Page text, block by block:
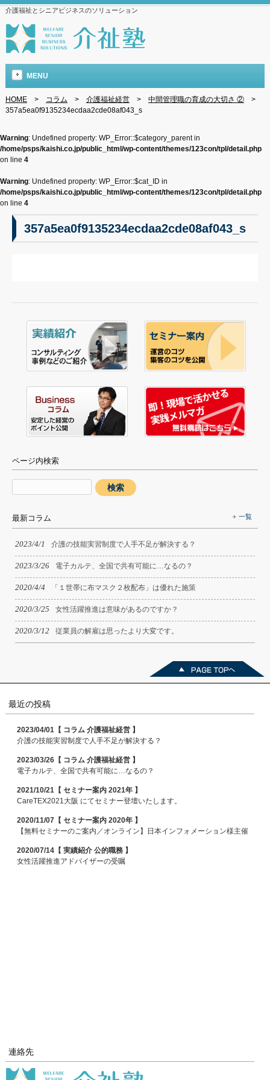
介護福祉とシニアビジネスのソリューション
MENU
HOME> コラム > 介護福祉経営> 中間管理職の育成の大切さ ②>
357a5ea0f9135234ecdaa2cde08af043_s
Warning: Undefined property: WP_Error::$category_parent in
/home/psps/kaishi.co.jp/public_html/wp-content/themes/123con/tpl/detail.php
on line 4
Warning: Undefined property: WP_Error::$cat_ID in
/home/psps/kaishi.co.jp/public_html/wp-content/themes/123con/tpl/detail.php
on line 4
357a5ea0f9135234ecdaa2cde08af043_s
ページ内検索
最新コラム 一覧
2023/4/1 介護の技能実習制度で人手不足が解決する？
2023/3/26 電子カルテ、全国で共有可能に…なるの？
2020/4/4 「１世帯に布マスク２枚配布」は優れた施策
2020/3/25 女性活躍推進は意味があるのですか？
2020/3/12 従業員の解雇は思ったより大変です。
最近の投稿
2023/04/01【 コラム 介護福祉経営 】
介護の技能実習制度で人手不足が解決する？
2023/03/26【 コラム 介護福祉経営 】
電子カルテ、全国で共有可能に…なるの？
2021/10/21【 セミナー案内 2021年 】
CareTEX2021大阪 にてセミナー登壇いたします。
2020/11/07【 セミナー案内 2020年 】
【無料セミナーのご案内／オンライン】日本インフォメーション様主催
2020/07/14【 実績紹介 公的職務 】
女性活躍推進アドバイザーの受嘱
連絡先